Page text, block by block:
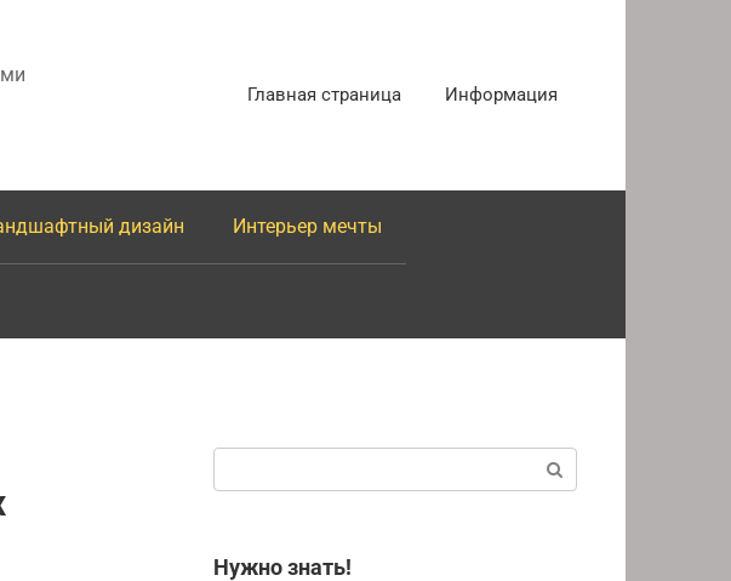
Главная страница Информация
дизайн Интерьер мечты
Нужно знать!